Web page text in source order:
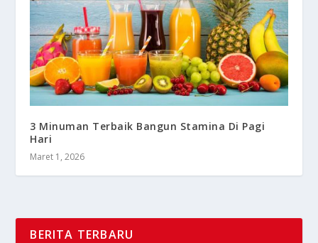
3 Minuman Terbaik Bangun Stamina Di Pagi
Hari
Maret 1, 2026
BERITA TERBARU